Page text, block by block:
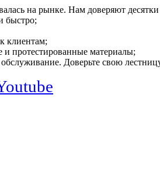
на рынке. Нам доверяют
быстро;
клиентам;
и протестированные материалы;
Доверьте свою